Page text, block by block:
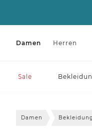
Damen Herren
Sale
Damen